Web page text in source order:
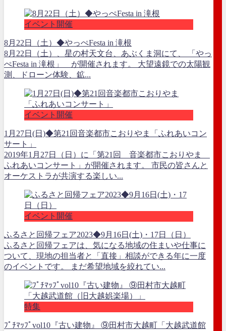
イベント開催
8月22日（土）◆やっぺFesta in 滝根
8月22日（土）、星の村天文台、あぶくま洞にて、 「やっ
ぺFesta in 滝根」 が開催されます。 大望遠鏡での太陽観
測、ドローン体験、鉱...
イベント開催
1月27日(日)◆第21回音楽都市こおりやま「ふれあいコン
サート」
2019年1月27日（日）に「第21回 音楽都市こおりやま
ふれあいコンサート」が開催されます。 市民の皆さんと
オーケストラが共演する楽しい...
イベント開催
ふるさと回帰フェア2023◆9月16日(土)・17日（日）
ふるさと回帰フェアは、気になる地域の住まいや仕事に
ついて、現地の担当者と「直接」相談ができる年に一度
のイベントです。 まだ希望地域を絞れてい...
特集
ﾌﾟﾁﾏｯﾌﾟvol10『古い建物』 ⑨田村市大越町「大越武道館